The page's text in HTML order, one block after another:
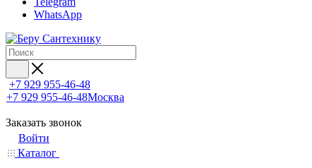
WhatsApp
+7 929 955-46-48
+7 929 955-46-48Москва
Заказать звонок
Войти
Каталог